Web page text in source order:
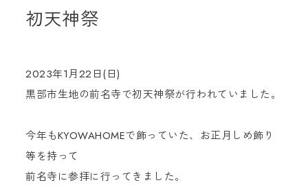
初天神祭
2023年1月22日(日)
黒部市生地の前名寺で初天神祭が行われていました。
今年もKYOWAHOMEで飾っていた、お正月しめ飾り
等を持って
前名寺に参拝に行ってきました。